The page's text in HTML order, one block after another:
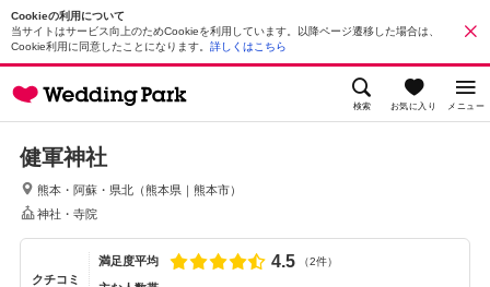
Cookieの利用について
当サイトはサービス向上のためCookieを利用しています。以降ページ遷移した場合は、
Cookie利用に同意したことになります。 詳しくはこちら
検索 お気に入り メニュー
健軍神社
熊本・阿蘇・県北 （熊本県 ｜ 熊本市）
神社・寺院
クチコミ
満足度平均 4.5 （2件）